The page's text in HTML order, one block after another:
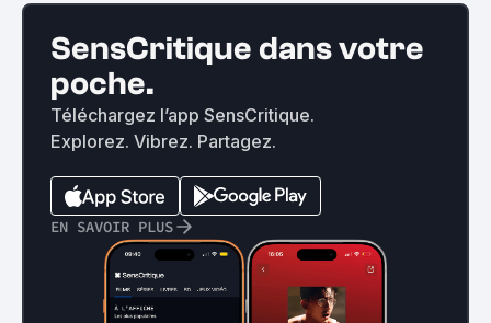
SensCritique dans votre
poche.
Téléchargez l’app SensCritique.
Explorez. Vibrez. Partagez.
EN SAVOIR PLUS